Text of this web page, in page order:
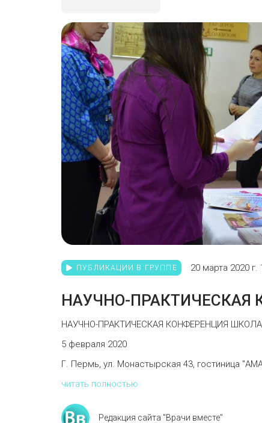
ПУБЛИКАЦИИ В ГРУППЕ 20 марта 2020 г.
НАУЧНО-ПРАКТИЧЕСКАЯ
НАУЧНО-ПРАКТИЧЕСКАЯ КОНФЕРЕНЦИЯ
5 февраля 2020
Г. Пермь, ул. Монастырская 43, гостиница
читать полностью
Редакция сайта "Врачи вместе"